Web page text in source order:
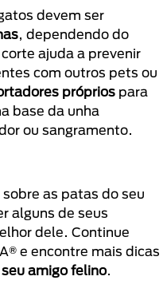
devem ser
, dependendo do
ajuda a prevenir
com outros pets ou
próprios para
base da unha
ou sangramento.
as patas do seu
alguns de seus
dele. Continue
e encontre mais dicas
amigo felino.